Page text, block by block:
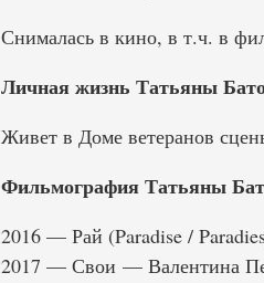
Снималась в кино, в т.ч. в
Личная жизнь Татьяны
Живет в Доме ветеранов
Фильмография Татьяны
2016 — Рай (Paradise /
2017 — Свои — Валентина